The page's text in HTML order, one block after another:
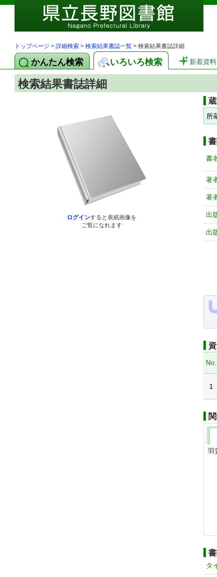
トップページ > 詳細検索 > 検索結果書誌一覧 > 検索結果書誌詳細
かんたん検索 いろいろ検索 新着資料
検索結果書誌詳細
ログインすると表紙画像を
ご覧になれます
所
書
著
著
出
出
No.
1
羽
タ